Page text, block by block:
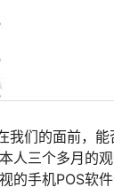
们的面前，
人三个多月的
手机POS软件